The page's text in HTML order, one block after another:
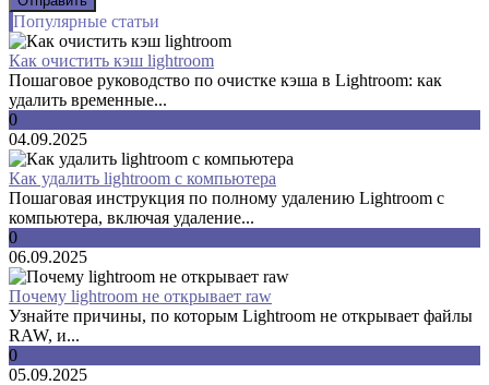
Популярные статьи
Как очистить кэш lightroom
Пошаговое руководство по очистке кэша в Lightroom: как
удалить временные...
0
04.09.2025
Как удалить lightroom с компьютера
Пошаговая инструкция по полному удалению Lightroom с
компьютера, включая удаление...
0
06.09.2025
Почему lightroom не открывает raw
Узнайте причины, по которым Lightroom не открывает файлы
RAW, и...
0
05.09.2025